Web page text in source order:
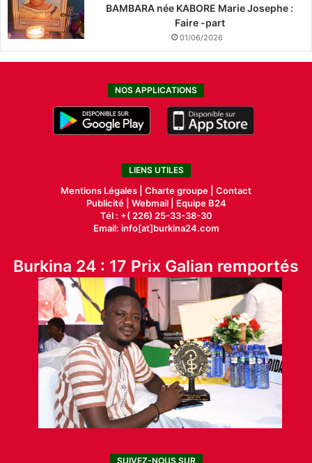
BAMBARA née KABORE Marie Josephe :
Faire -part
01/06/2026
NOS APPLICATIONS
LIENS UTILES
Mentions Légales | Charte groupe | Contact
Publicité| Webmail |
Equipe B24
Tél : +( 226) 25-33-38-30
Email: info[at]burkina24.com
Burkina 24 : 17 Prix Galian remportés
SUIVEZ-NOUS SUR